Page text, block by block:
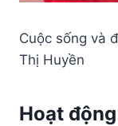
Cuộc sống và
Thị Huyền
Hoạt